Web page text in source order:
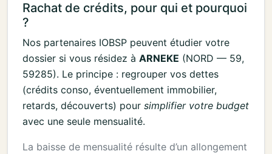
Rachat de crédits, pour qui et pourquoi
?
Nos partenaires IOBSP peuvent étudier votre
dossier si vous résidez à ARNEKE (NORD — 59,
59285). Le principe : regrouper vos dettes
(crédits conso, éventuellement immobilier,
retards, découverts) pour simplifier votre budget
avec une seule mensualité.
La baisse de mensualité résulte d’un allongement